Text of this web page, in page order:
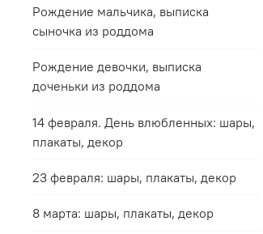
Рождение мальчика, выписка
сыночка из роддома
Рождение девочки, выписка
доченьки из роддома
14 февраля. День влюбленных: шары,
плакаты, декор
23 февраля: шары, плакаты, декор
8 марта: шары, плакаты, декор